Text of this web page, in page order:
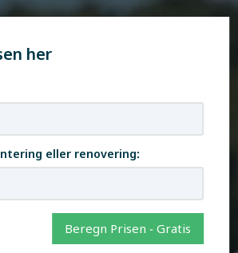
her
eller renovering:
Beregn Prisen - Gratis